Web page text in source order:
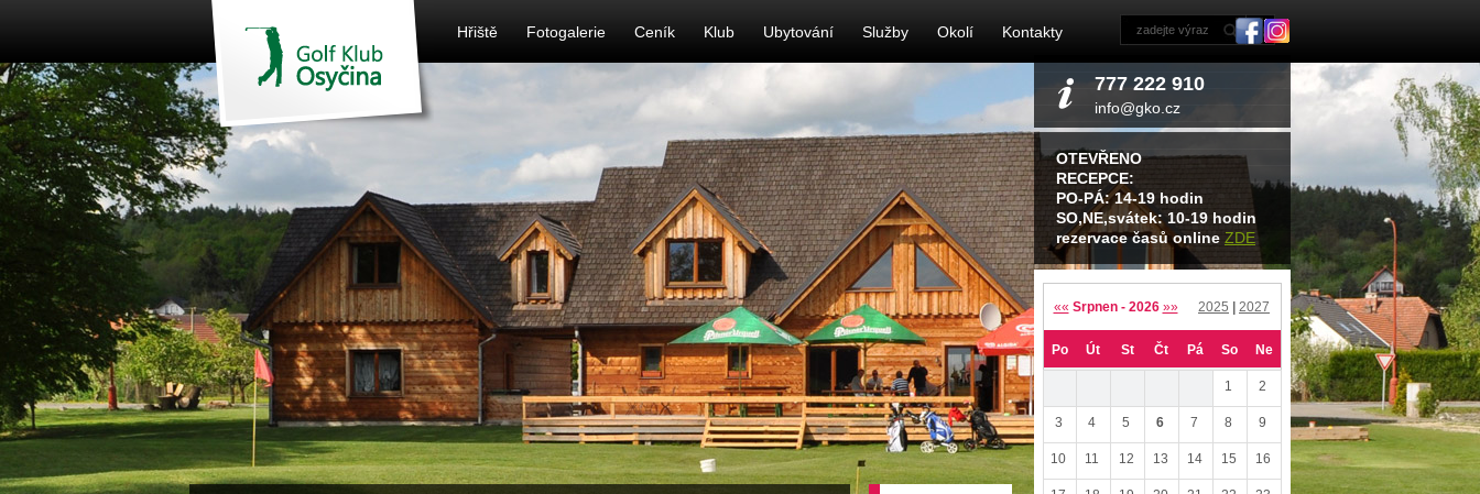
Hřiště Fotogalerie Ceník Klub Ubytování Služby Okolí Kontakty
777 222 910
info@gko.cz
OTEVŘENO
RECEPCE:
PO-PÁ: 14-19 hodin
SO,NE,svátek: 10-19 hodin
rezervace časů online ZDE
«« Srpnen - 2026 »» 2025 2027
Po Út St Čt Pá So Ne
1 2
3 4 5 6 7 8 9
10 11 12 13 14 15 16